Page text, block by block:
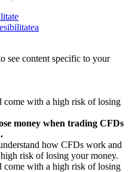
see content specific to your
come with a high risk of losing
money when trading CFDs
how CFDs work and
risk of losing your money.
come with a high risk of losing